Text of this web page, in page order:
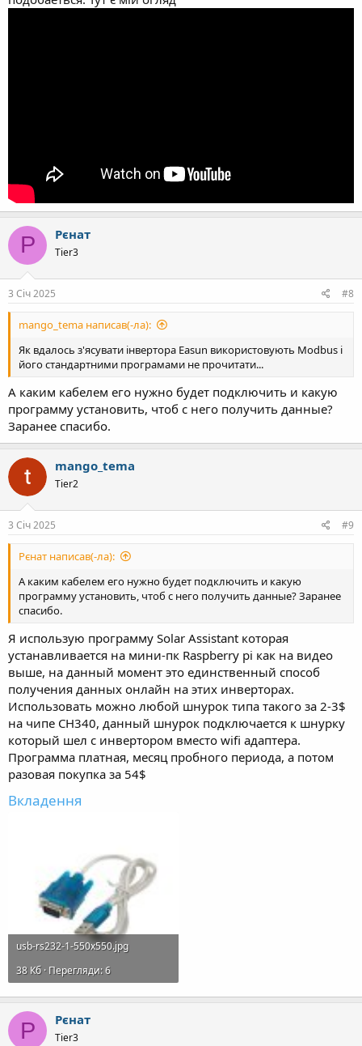
Р Рєнат
Tier3
3 Січ 2025 #8
mango_tema написав(-ла):
Як вдалось з'ясувати інвертора Easun використовують Modbus і
його стандартними програмами не прочитати...
А каким кабелем его нужно будет подключить и какую
программу установить, чтоб с него получить данные?
Заранее спасибо.
mango_tema
Tier2
3 Січ 2025 #9
Рєнат написав(-ла):
А каким кабелем его нужно будет подключить и какую
программу установить, чтоб с него получить данные? Заранее
спасибо.
Я использую программу Solar Assistant которая
устанавливается на мини-пк Raspberry pi как на видео
выше, на данный момент это единственный способ
получения данных онлайн на этих инверторах.
Использовать можно любой шнурок типа такого за 2-3$
на чипе CH340, данный шнурок подключается к шнурку
который шел с инвертором вместо wifi адаптера.
Программа платная, месяц пробного периода, а потом
разовая покупка за 54$
Вкладення
usb-rs232-1-550x550.jpg
38 Кб · Перегляди: 6
Р Рєнат
Tier3